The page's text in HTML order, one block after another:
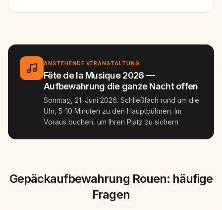
ANSTEHENDE VERANSTALTUNG
Fête de la Musique 2026 —
Aufbewahrung die ganze Nacht offen
Sonntag, 21. Juni 2026. Schließfach rund um die
Uhr, 5-10 Minuten zu den Hauptbühnen. Im
Voraus buchen, um Ihren Platz zu sichern.
Gepäckaufbewahrung Rouen: häufige
Fragen